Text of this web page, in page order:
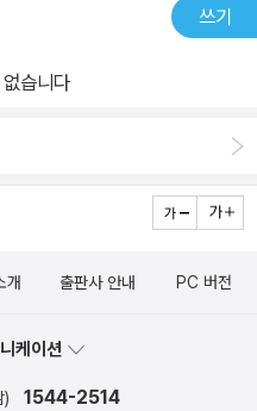
없이 계속되고, 식사조차 구경
에는 자식과 손자까지 대를 이
은 이 유럽 최고의 궁전은 패션
쓰기
습니다
개 출판사 안내 PC 버전
케이션
) 1544-2514